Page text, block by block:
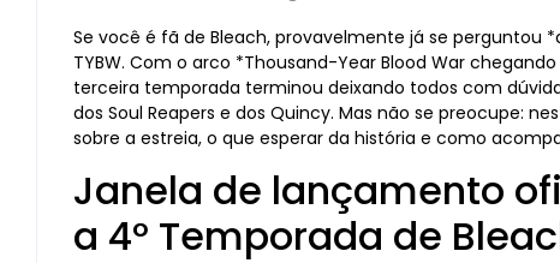
Se você é fã de Bleach, provavelmente já se perguntou
TYBW. Com o arco *Thousand-Year Blood War
terceira temporada terminou deixando todos com
dos Soul Reapers e dos Quincy. Mas não se preocupe:
sobre a estreia, o que esperar da história e como
Janela de lançamento
a 4° Temporada de